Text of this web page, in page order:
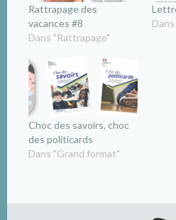
Rattrapage des
vacances #8
Dans "Rattrapage"
Choc des savoirs, choc
des politicards
Dans "Grand format"